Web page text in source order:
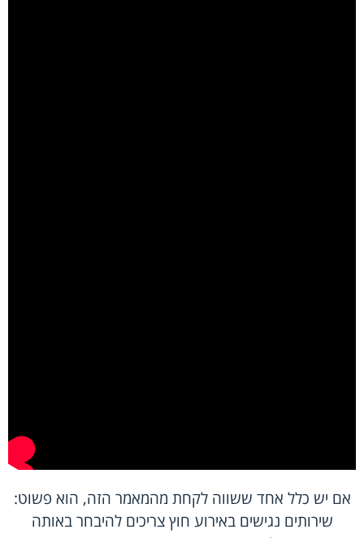
אם יש כלל אחד ששווה לקחת מהמאמר הזה, הוא פשוט:
שירותים נגישים באירוע חוץ צריכים להיבחר באותה